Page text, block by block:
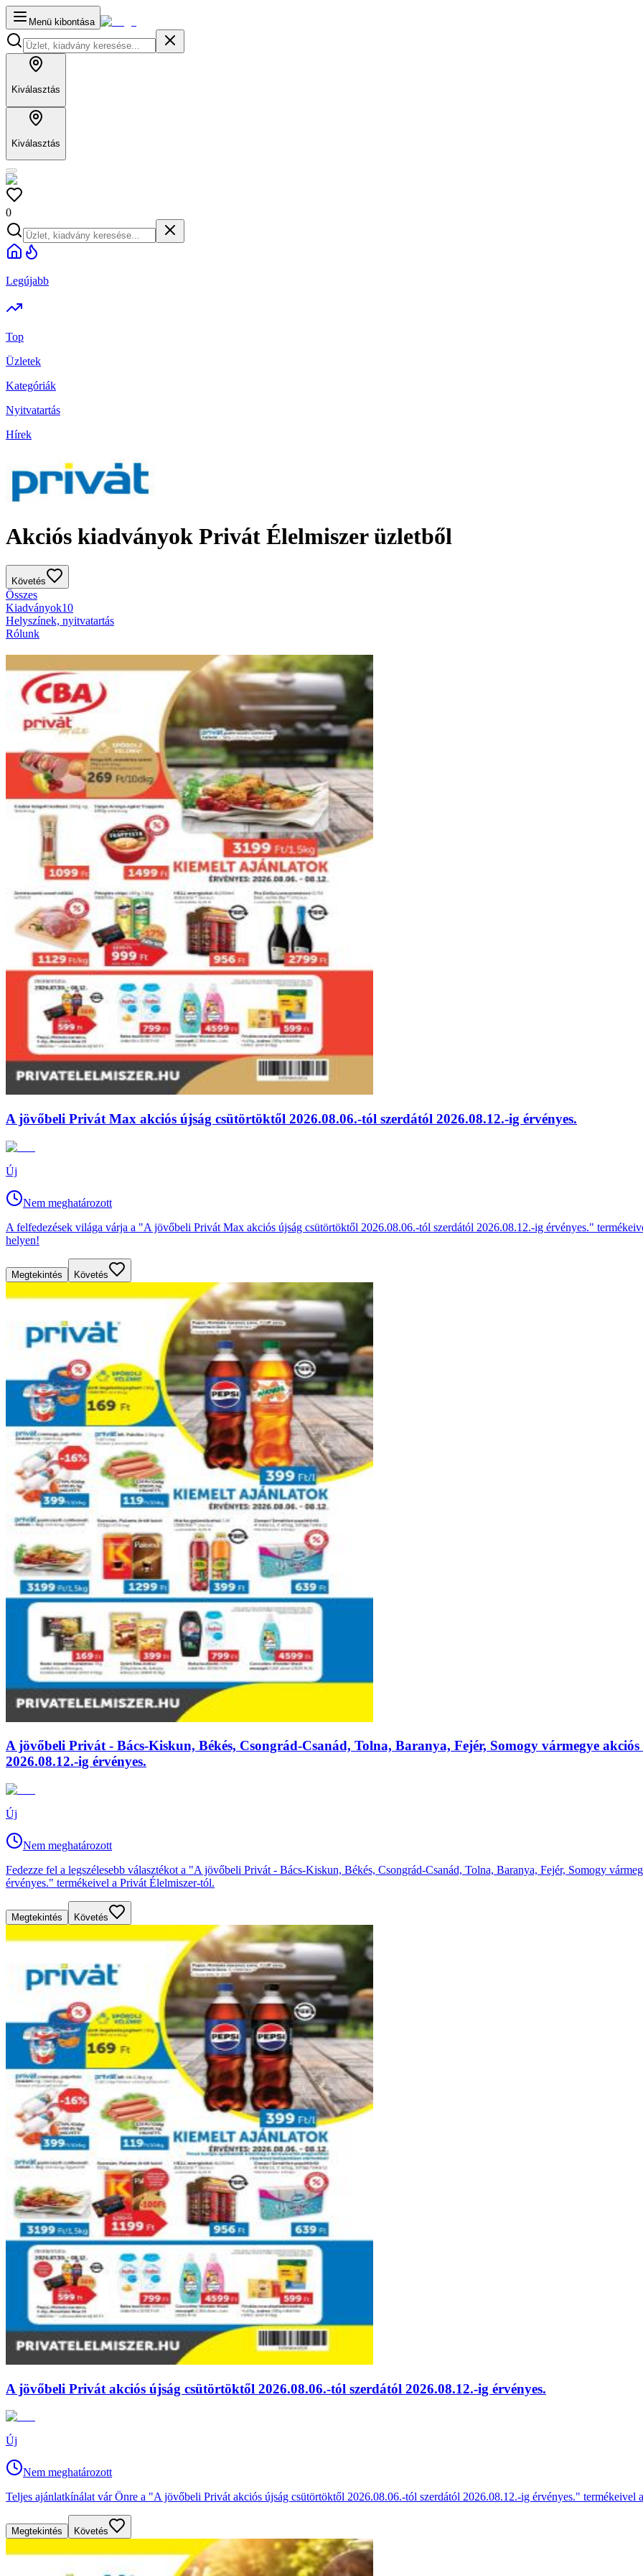
Menü kibontása
Kiválasztás
Kiválasztás
0
Legújabb
Top
Üzletek
Kategóriák
Nyitvatartás
Hírek
Akciós kiadványok Privát Élelmiszer üzletből
Követés
Összes
Kiadványok10
Helyszínek, nyitvatartás
Rólunk
A jövőbeli Privát Max akciós újság csütörtöktől 2026.08.06.-tól szerdától 2026.08.12.-ig érvényes.
Új
Nem meghatározott
A felfedezések világa várja a "A jövőbeli Privát Max akciós újság csütörtöktől 2026.08.06.-tól szerdától 2026.08.12.-ig érvényes."
helyen!
Megtekintés Követés
A jövőbeli Privát - Bács-Kiskun, Békés, Csongrád-Csanád, Tolna, Baranya, Fejér, Somogy vármegye
2026.08.12.-ig érvényes.
Új
Nem meghatározott
Fedezze fel a legszélesebb választékot a "A jövőbeli Privát - Bács-Kiskun, Békés, Csongrád-Csanád, Tolna, Baranya, Fejér, Somogy
érvényes." termékeivel a Privát Élelmiszer-tól.
Megtekintés Követés
A jövőbeli Privát akciós újság csütörtöktől 2026.08.06.-tól szerdától 2026.08.12.-ig érvényes.
Új
Nem meghatározott
Teljes ajánlatkínálat vár Önre a "A jövőbeli Privát akciós újság csütörtöktől 2026.08.06.-tól szerdától 2026.08.12.-ig érvényes." termékeivel
Megtekintés Követés